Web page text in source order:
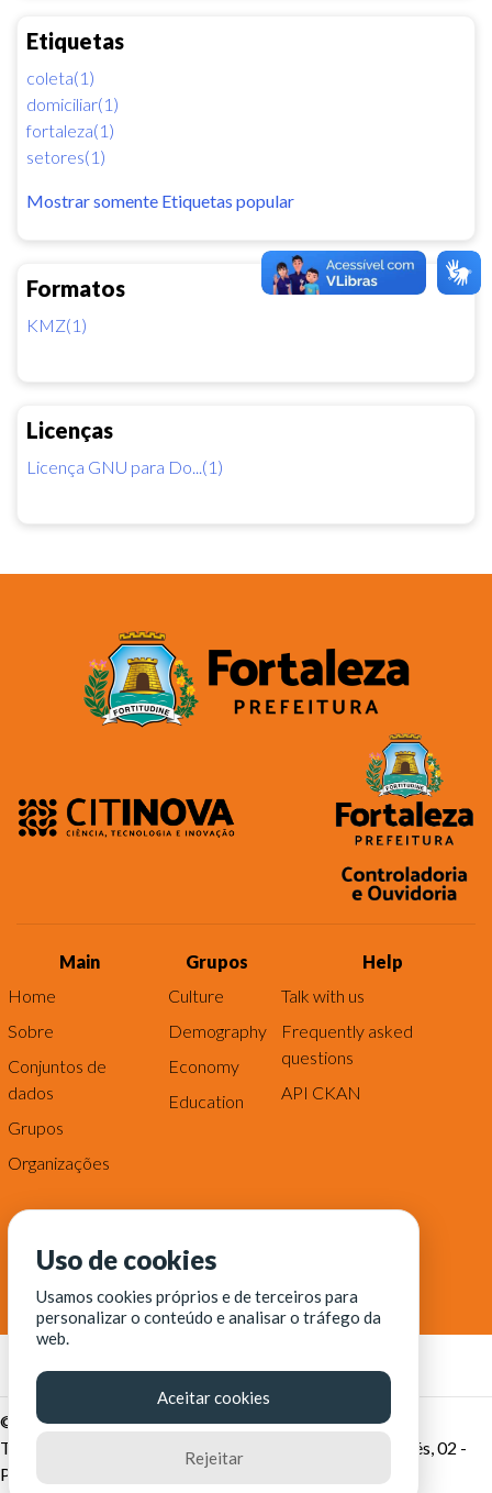
Etiquetas
coleta(1)
domiciliar(1)
fortaleza(1)
setores(1)
Mostrar somente Etiquetas popular
Formatos
KMZ(1)
Licenças
Licença GNU para Do...(1)
Main
Home
Sobre
Conjuntos de
dados
Grupos
Organizações
Grupos
Culture
Demography
Economy
Education
Help
Talk with us
Frequently asked
questions
API CKAN
© Fortaleza Digital || CITINOVA - Fundação de Ciência,
Tecnologia e Inovação de Fortaleza - Rua dos Tremembés, 02 -
Praia de Iracema - Fortaleza-CE
Uso de cookies
Usamos cookies próprios e de terceiros para
personalizar o conteúdo e analisar o tráfego da
web.
Aceitar cookies
Rejeitar